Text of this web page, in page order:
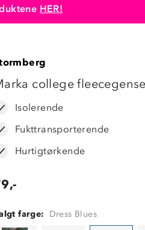
HER!
college
Isolerende
Fukttransporterende
Hurtigtørkende
farge: Dress Blues